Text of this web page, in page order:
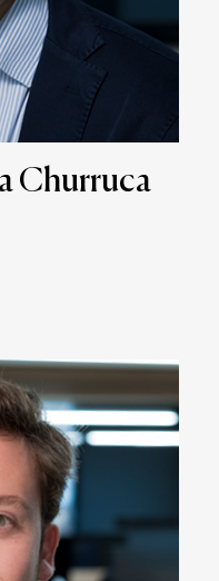
Churruca